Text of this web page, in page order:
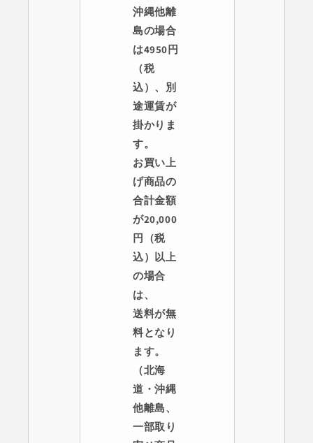
沖縄他離
島の場合
は4950円
（税
込）、別
途運賃が
掛かりま
す。
お買い上
げ商品の
合計金額
が20,000
円（税
込）以上
の場合
は、
送料が無
料となり
ます。
（北海
道・沖縄
他離島、
一部取り